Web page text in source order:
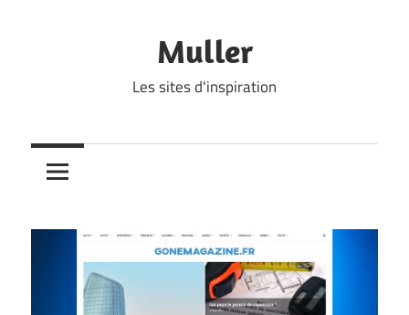
Muller
Les sites d'inspiration